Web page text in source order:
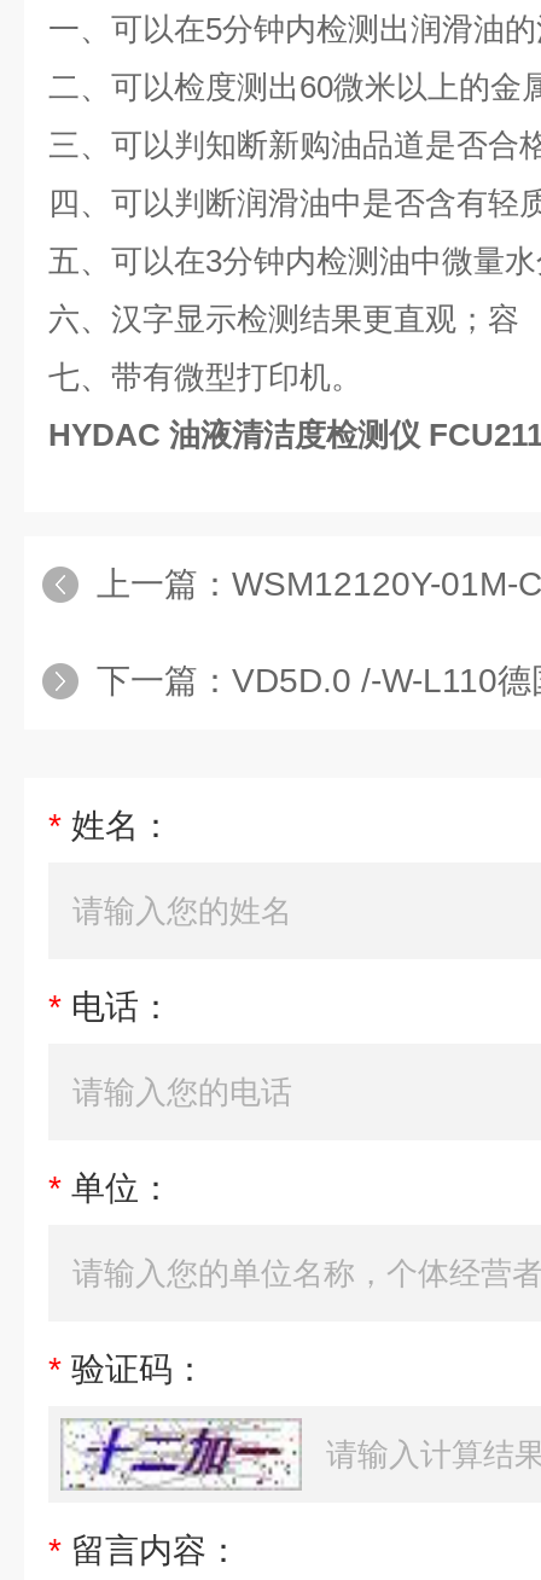
一、可以在5分钟内检测出润滑油
二、可以检度测出60微米以上的金
三、可以判知断新购油品道是否合
四、可以判断润滑油中是否含有轻
五、可以在3分钟内检测油中微量
六、汉字显示检测结果更直观；容
七、带有微型打印机。
HYDAC 油液清洁度检测仪
上一篇： WSM12120Y-01M-C-N24DGHYDAC电
下一篇： VD5D.0 /-W-L110德国直供原装
* 姓名：
* 电话：
* 单位：
* 验证码：
* 留言内容：